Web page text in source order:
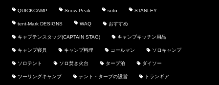
QUICKCAMP Snow Peak soto STANLEY
tent-Mark DESIGNS WAQ おすすめ
キャプテンスタッグ(CAPTAIN STAG) キャンプキッチン用品
キャンプ寝具 キャンプ料理 コールマン ソロキャンプ
ソロテント ソロ焚き火台 タープ泊 ダイソー
ツーリングキャンプ テント・タープの設営 トランギア